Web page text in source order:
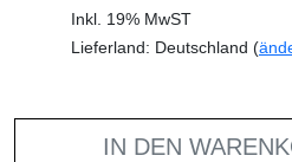
Inkl. 19% MwST
Lieferland: Deutschland (
IN DEN